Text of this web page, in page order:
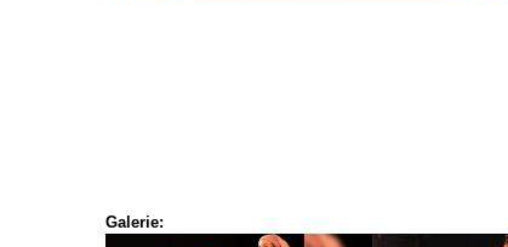
Galerie: